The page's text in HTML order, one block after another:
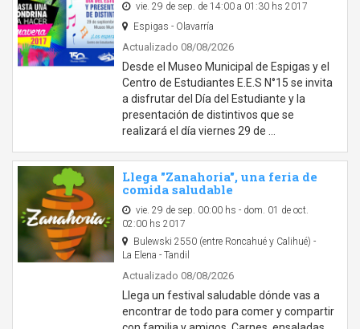
vie. 29 de sep. de 14:00 a 01:30 hs 2017
Espigas - Olavarría
Actualizado 08/08/2026
Desde el Museo Municipal de Espigas y el
Centro de Estudiantes E.E.S N°15 se invita
a disfrutar del Día del Estudiante y la
presentación de distintivos que se
realizará el día viernes 29 de …
Llega "Zanahoria", una feria de
comida saludable
vie. 29 de sep. 00:00 hs - dom. 01 de oct.
02:00 hs 2017
Bulewski 2550 (entre Roncahué y Calihué) -
La Elena - Tandil
Actualizado 08/08/2026
Llega un festival saludable dónde vas a
encontrar de todo para comer y compartir